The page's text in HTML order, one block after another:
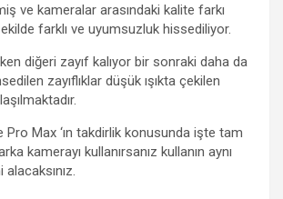
ve kameralar arasındaki kalite farkı
farklı ve uyumsuzluk hissediliyor.
diğeri zayıf kalıyor bir sonraki daha da
zayıflıklar düşük ışıkta çekilen
Pro Max ‘ın takdirlik konusunda işte tam
kamerayı kullanırsanız kullanın aynı